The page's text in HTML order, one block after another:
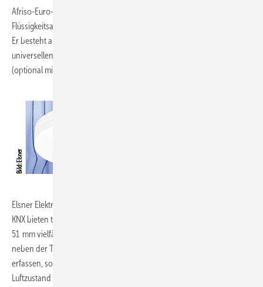
Afriso-Euro-Index, 9.1-B60:
Flüssigkeitsansammlungen und Wasserlecks an horizontalen Flächen.
Er besteht aus einer konduktiven Bodenwassersonde und einem
universellen Funktransmitter FTM mit integrierter Photovoltaikzelle
(optional mit Batterie).
Elsner Elektronik, 11.1-C26:
KNX bieten trotz einer Höhe von 19 mm und einem Durchmesser von
51 mm vielfältige Funktionen. Die Modelle TH und TH-Pr können
neben der Temperatur (Modell T) auch die Luftfeuchtigkeit im Raum
erfassen, sowie den Taupunkt berechnen und melden, wenn der
Luftzustand das Behaglichkeitsfeld verlassen hat. Beide haben